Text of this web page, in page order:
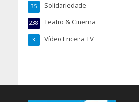
Solidariedade
35
Teatro & Cinema
238
Vídeo Ericeira TV
3